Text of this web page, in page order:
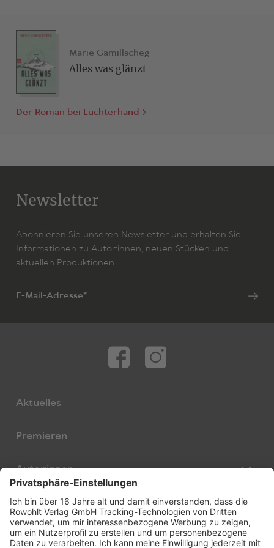
Marie Gamillscheg
Alles was glänzt
Der Roman bei Luchterhand
Newsletter
Abonnieren Sie unseren Newsletter und erhalten Sie
Informationen zu Autor:innen, neuen Stücken und
aktuellen Produktionen.
E-Mail-Adresse*
Aktuelles
Premieren
Autor:innen
Übersetzer:innen
Bearbeiter:innen
Stücke
Neue Stücke
E-Books
Foreign Rights